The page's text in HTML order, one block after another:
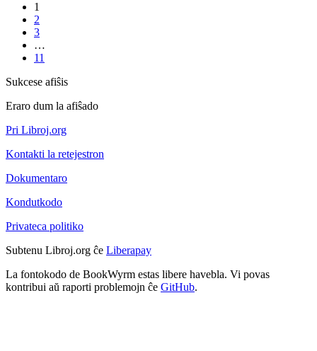
1
2
3
…
11
Sukcese afiŝis
Eraro dum la afiŝado
Pri Libroj.org
Kontakti la retejestron
Dokumentaro
Kondutkodo
Privateca politiko
Subtenu Libroj.org ĉe Liberapay
La fontokodo de BookWyrm estas libere havebla. Vi povas
kontribui aŭ raporti problemojn ĉe GitHub.